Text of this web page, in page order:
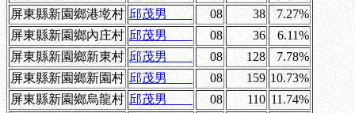
屏東縣新園鄉港墘村 邱茂男 08 38
7.27%
屏東縣新園鄉內庄村 邱茂男 08 36
6.11%
屏東縣新園鄉新東村 邱茂男 08 128
7.78%
屏東縣新園鄉新園村 邱茂男 08 159 10.73%
屏東縣新園鄉烏龍村 邱茂男 08 110 11.74%